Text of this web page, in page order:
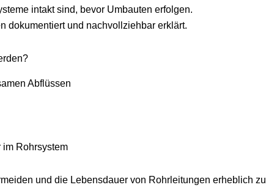
intakt sind, bevor Umbauten erfolgen.
dokumentiert und nachvollziehbar erklärt.
Abflüssen
im Rohrsystem
und die Lebensdauer von Rohrleitungen erheblich zu